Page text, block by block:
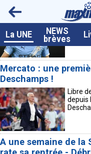
La UNE NEWS
brèves
Mercato : Rodri et
Mercato : une
Deschamps !
Libre
depuis
A une semaine de la
A la UNE
Dernières brèves
Live / Matchs en direct
Résultats et Classements
Class. buteurs européens
Programme TV foot
Vidéos